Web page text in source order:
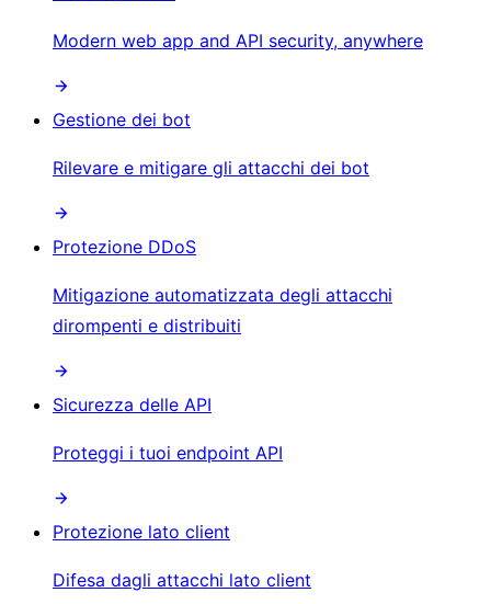
Modern web app and API security, anywhere
Gestione dei bot
Rilevare e mitigare gli attacchi dei bot
Protezione DDoS
Mitigazione automatizzata degli attacchi
dirompenti e distribuiti
Sicurezza delle API
Proteggi i tuoi endpoint API
Protezione lato client
Difesa dagli attacchi lato client